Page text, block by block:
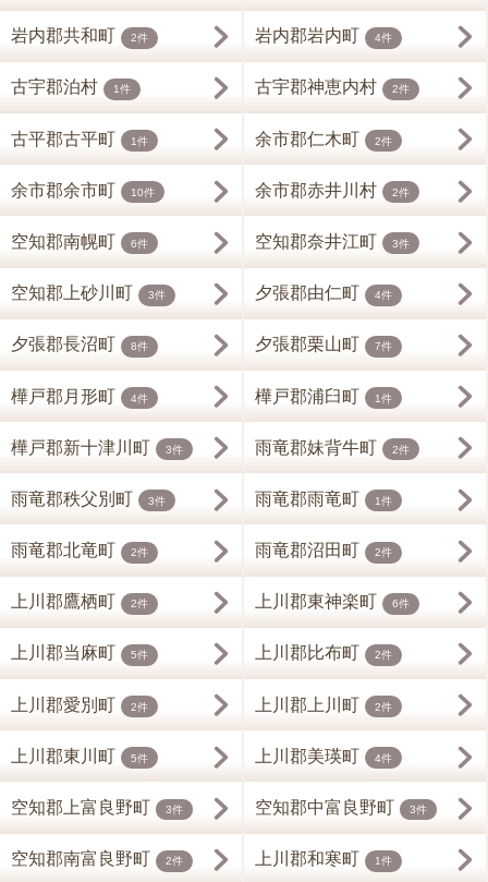
岩内郡共和町 2件 岩内郡岩内町 4件
古宇郡泊村 1件 古宇郡神恵内村 2件
古平郡古平町 1件 余市郡仁木町 2件
余市郡余市町 10件 余市郡赤井川村 2件
空知郡南幌町 6件 空知郡奈井江町 3件
空知郡上砂川町 3件 夕張郡由仁町 4件
夕張郡長沼町 8件 夕張郡栗山町 7件
樺戸郡月形町 4件 樺戸郡浦臼町 1件
樺戸郡新十津川町 3件 雨竜郡妹背牛町 2件
雨竜郡秩父別町 3件 雨竜郡雨竜町 1件
雨竜郡北竜町 2件 雨竜郡沼田町 2件
上川郡鷹栖町 2件 上川郡東神楽町 6件
上川郡当麻町 5件 上川郡比布町 2件
上川郡愛別町 2件 上川郡上川町 2件
上川郡東川町 5件 上川郡美瑛町 4件
空知郡上富良野町 3件 空知郡中富良野町 3件
空知郡南富良野町 2件 上川郡和寒町 1件